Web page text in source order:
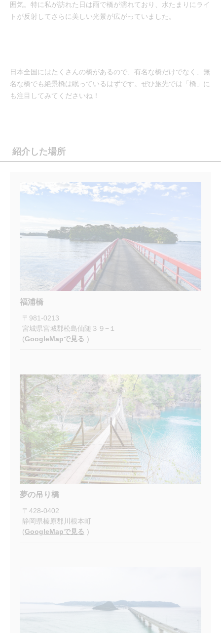
囲気。特に私が訪れた日は雨で橋が濡れており、水たまりにライ
トが反射してさらに美しい光景が広がっていました。
日本全国にはたくさんの橋があるので、有名な橋だけでなく、無
名な橋でも絶景橋は眠っているはずです。ぜひ旅先では「橋」に
も注目してみてくださいね！
紹介した場所
福浦橋
〒 981-0213
宮城県宮城郡松島仙随３９−１
(GoogleMapで見る )
夢の吊り橋
〒 428-0402
静岡県榛原郡川根本町
(GoogleMapで見る )